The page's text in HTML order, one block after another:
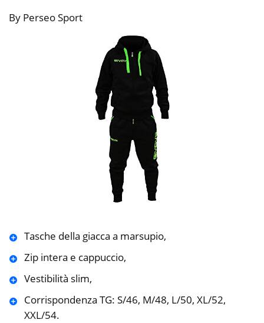
By Perseo Sport
Tasche della giacca a marsupio,
Zip intera e cappuccio,
Vestibilità slim,
Corrispondenza TG: S/46, M/48, L/50, XL/52,
XXL/54.